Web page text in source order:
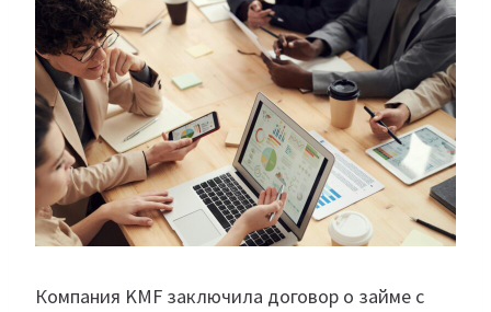
Компания KMF заключила договор о займе с